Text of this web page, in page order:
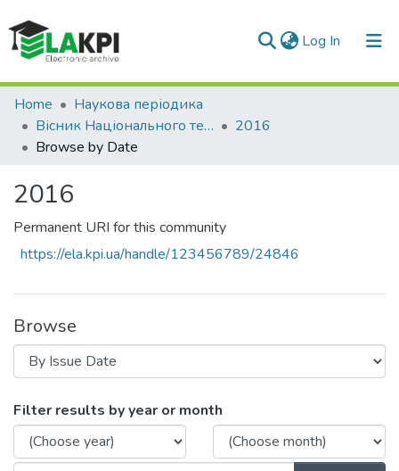
Log In (current)
Communities & Collections
All of DSpace
Home
Наукова періодика
Вісник Національного технічного університету України «Київський політехнічний інститут». Політологія. Соціологія. Право
2016
Browse by Date
2016
Permanent URI for this community
https://ela.kpi.ua/handle/123456789/24846
Browse
Browsing 2016 by Issue Date
Filter results by year or month